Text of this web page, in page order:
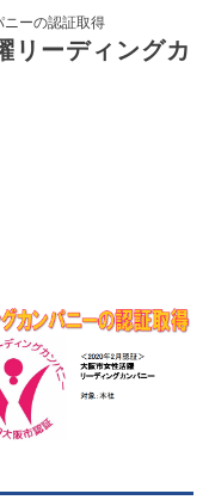
ニーの認証取得
リーディングカ